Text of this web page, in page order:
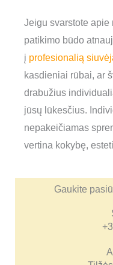
Jeigu svarstote apie
patikimo būdo
į profesionalią
kasdieniai rūbai, ar
drabužius
jūsų lūkesčius.
nepakeičiamas
vertina kokybę,
Gaukite